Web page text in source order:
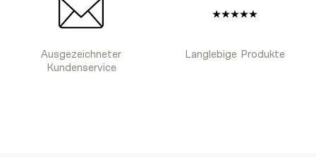
Ausgezeichneter
Kundenservice
Langlebige Produkte